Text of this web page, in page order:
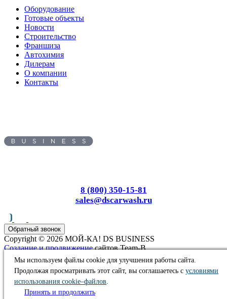
Оборудование
Готовые объекты
Новости
Строительство
Франшиза
Автохимия
Дилерам
О компании
Контакты
8 (800) 350-15-81
sales@dscarwash.ru
Обратный звонок
Copyright © 2026 МОЙ-КА! DS BUSINESS
Создание и продвижениесайтов Team-B
Информация, представленная на сайте, не является публичной
офертой
Правила использования сайта
Политика конфиденциальности
Согласие на обработку персональных данных
Мы используем файлы cookie для улучшения работы сайта.
Продолжая просматривать этот сайт, вы соглашаетесь с условиями
использования cookie–файлов.
Принять и продолжить